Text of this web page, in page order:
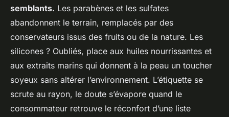
semblants. Les parabènes et les sulfates
abandonnent le terrain, remplacés par des
conservateurs issus des fruits ou de la nature. Les
silicones ? Oubliés, place aux huiles nourrissantes et
aux extraits marins qui donnent à la peau un toucher
soyeux sans altérer l’environnement. L’étiquette se
scrute au rayon, le doute s’évapore quand le
consommateur retrouve le réconfort d’une liste